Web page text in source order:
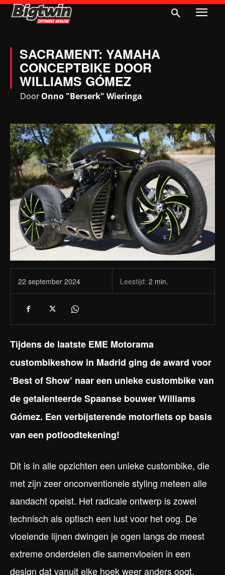
SACRAMENT: YAMAHA
CONCEPTBIKE DOOR
WILLIAMS GÓMEZ
DoorOnno "Berserk" Wieringa
22 september 2024 Leestijd: 2 min.
Tijdens de laatste EME Motorama
custombikeshow in Madrid ging de award voor
‘Best of Show’ naar een unieke custombike van
de getalenteerde Spaanse bouwer Williams
Gómez. Een verbijsterende motorfiets op basis
van een potloodtekening!
Dit is in alle opzichten een unieke custombike, die
met zijn zeer onconventionele styling meteen alle
aandacht opeist. Het radicale ontwerp is zowel
technisch als optisch een lust voor het oog. De
vloeiende lijnen dwingen je ogen langs de meest
extreme onderdelen die samenvloeien in een
design dat vanuit elke hoek weer anders oogt.